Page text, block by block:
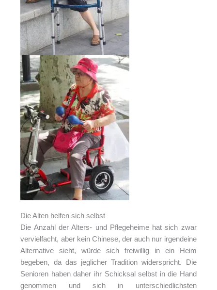
Die Alten helfen sich selbst
Die Anzahl der Alters- und Pflegeheime hat sich zwar
vervielfacht, aber kein Chinese, der auch nur irgendeine
Alternative sieht, würde sich freiwillig in ein Heim
begeben, da das jeglicher Tradition widerspricht. Die
Senioren haben daher ihr Schicksal selbst in die Hand
genommen und sich in unterschiedlichsten